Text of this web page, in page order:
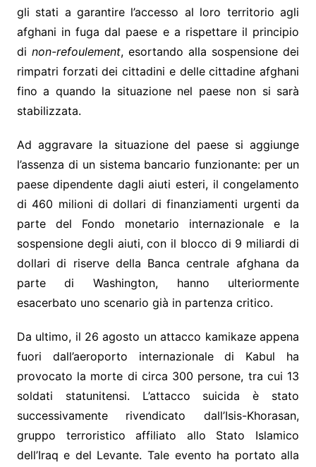
gli stati a garantire l’accesso al loro territorio agli
afghani in fuga dal paese e a rispettare il principio
di non-refoulement, esortando alla sospensione dei
rimpatri forzati dei cittadini e delle cittadine afghani
fino a quando la situazione nel paese non si sarà
stabilizzata.
Ad aggravare la situazione del paese si aggiunge
l’assenza di un sistema bancario funzionante: per un
paese dipendente dagli aiuti esteri, il congelamento
di 460 milioni di dollari di finanziamenti urgenti da
parte del Fondo monetario internazionale e la
sospensione degli aiuti, con il blocco di 9 miliardi di
dollari di riserve della Banca centrale afghana da
parte di Washington, hanno ulteriormente
esacerbato uno scenario già in partenza critico.
Da ultimo, il 26 agosto un attacco kamikaze appena
fuori dall’aeroporto internazionale di Kabul ha
provocato la morte di circa 300 persone, tra cui 13
soldati statunitensi. L’attacco suicida è stato
successivamente rivendicato dall’Isis-Khorasan,
gruppo terroristico affiliato allo Stato Islamico
dell’Iraq e del Levante. Tale evento ha portato alla